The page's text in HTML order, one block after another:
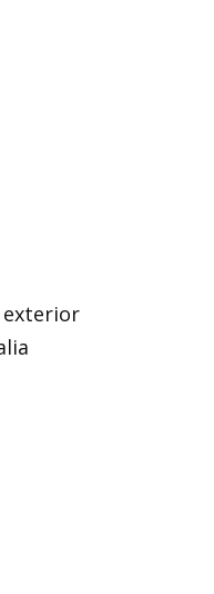
exterior